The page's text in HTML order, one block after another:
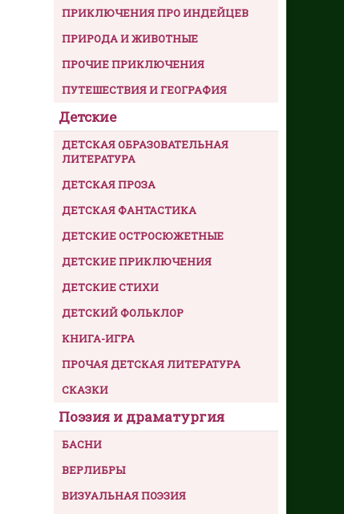
ПРИКЛЮЧЕНИЯ ПРО ИНДЕЙЦЕВ
ПРИРОДА И ЖИВОТНЫЕ
ПРОЧИЕ ПРИКЛЮЧЕНИЯ
ПУТЕШЕСТВИЯ И ГЕОГРАФИЯ
Детские
ДЕТСКАЯ ОБРАЗОВАТЕЛЬНАЯ
ЛИТЕРАТУРА
ДЕТСКАЯ ПРОЗА
ДЕТСКАЯ ФАНТАСТИКА
ДЕТСКИЕ ОСТРОСЮЖЕТНЫЕ
ДЕТСКИЕ ПРИКЛЮЧЕНИЯ
ДЕТСКИЕ СТИХИ
ДЕТСКИЙ ФОЛЬКЛОР
КНИГА-ИГРА
ПРОЧАЯ ДЕТСКАЯ ЛИТЕРАТУРА
СКАЗКИ
Поэзия и драматургия
БАСНИ
ВЕРЛИБРЫ
ВИЗУАЛЬНАЯ ПОЭЗИЯ